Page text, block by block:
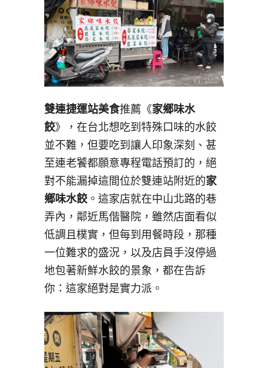
雙連捷運站美食推薦《家鄉味水
餃》，在台北想吃到特殊口味的水餃
並不難，但要吃到讓人印象深刻、甚
至連老饕都願意專程電話預訂的，絕
對不能漏掉這間位於雙連站附近的家
鄉味水餃 。這家店就在中山北路的巷
弄內，鄰近馬偕醫院，雖然店面看似
低調且樸實，但每到用餐時段，那種
一位難求的盛況，以及店員手沒停過
地包著新鮮水餃的景象，都在告訴
你：這家絕對是實力派。